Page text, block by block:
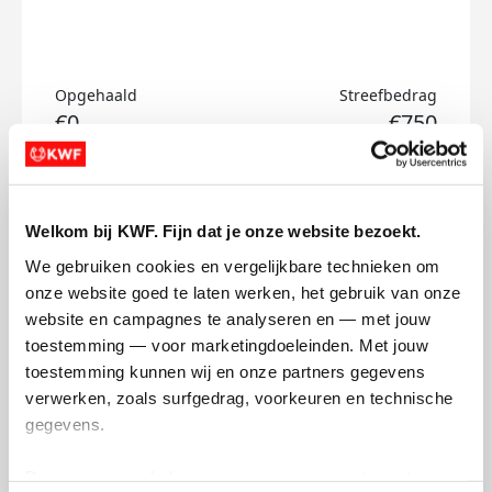
Welkom bij KWF. Fijn dat je onze website bezoekt.
We gebruiken cookies en vergelijkbare technieken om
onze website goed te laten werken, het gebruik van onze
website en campagnes te analyseren en — met jouw
toestemming — voor marketingdoeleinden. Met jouw
toestemming kunnen wij en onze partners gegevens
verwerken, zoals surfgedrag, voorkeuren en technische
gegevens.
Opgehaald
€0
Streefbedrag
€750
Doneer
Ahlam's badges